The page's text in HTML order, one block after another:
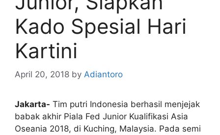
Kado Spesial Hari
Kartini
April 20, 2018 by Adiantoro
Jakarta- Tim putri Indonesia berhasil menjejak
babak akhir Piala Fed Junior Kualifikasi Asia
Oseania 2018, di Kuching, Malaysia. Pada semi